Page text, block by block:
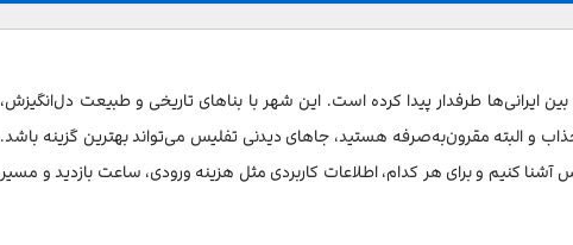
طرفدار پیدا کرده است. این شهر با بناهای تاریخی و طبیعت دل‌انگیزش،
و البته مقرون‌به‌صرفه هستید، جاهای دیدنی تفلیس می‌تواند بهترین گزینه باشد.
کنیم و برای هر کدام، اطلاعات کاربردی مثل هزینه ورودی، ساعت بازدید و مسیر